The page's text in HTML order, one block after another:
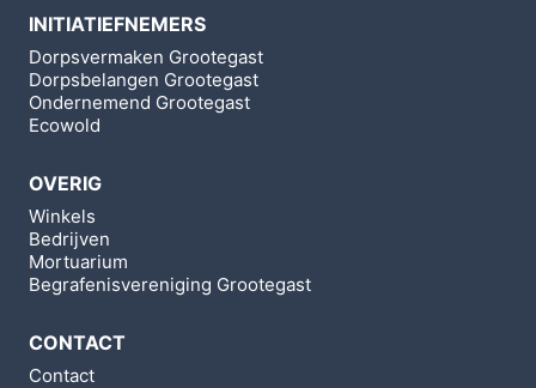
INITIATIEFNEMERS
Dorpsvermaken Grootegast
Dorpsbelangen Grootegast
Ondernemend Grootegast
Ecowold
OVERIG
Winkels
Bedrijven
Mortuarium
Begrafenisvereniging Grootegast
CONTACT
Contact